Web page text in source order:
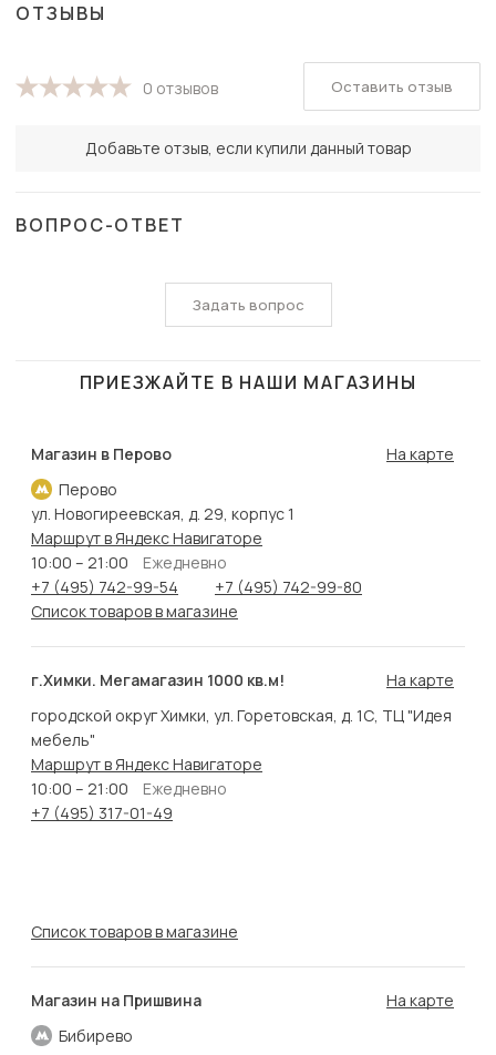
ОТЗЫВЫ
0 отзывов
Добавьте отзыв, если купили данный товар
Оставить отзыв
ВОПРОС-ОТВЕТ
Задать вопрос
ПРИЕЗЖАЙТЕ В НАШИ МАГАЗИНЫ
Магазин в Перово
Перово
На карте
ул. Новогиреевская, д. 29, корпус 1
Маршрут в Яндекс Навигаторе
10:00 – 21:00
Ежедневно
+7 (495) 742-99-54
+7 (495) 742-99-80
Список товаров в магазине
г.Химки. Мегамагазин 1000 кв.м!
На карте
городской округ Химки, ул. Горетовская, д. 1С, ТЦ "Идея
мебель"
Маршрут в Яндекс Навигаторе
10:00 – 21:00
Ежедневно
+7 (495) 317-01-49
Список товаров в магазине
Магазин на Пришвина
Бибирево
На карте